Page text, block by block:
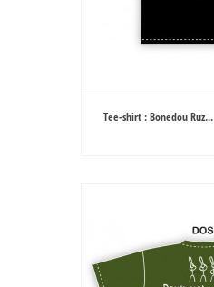
Tee-shirt : Bonedou Ruz...